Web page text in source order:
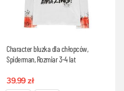
Character bluzka dla chłopców,
Spiderman, Rozmiar 3-4 lat
39.99 zł